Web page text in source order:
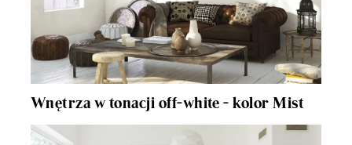
Wnętrza w tonacji off-white - kolor Mist